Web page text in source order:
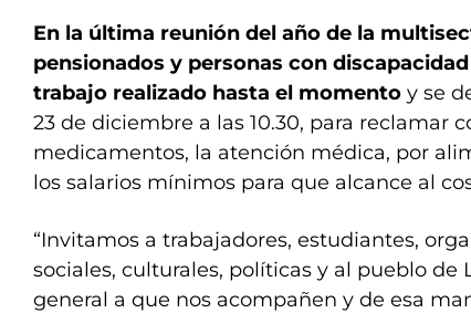
En la última reunión del año de la
pensionados y personas con
trabajo realizado hasta el momento y se
23 de diciembre a las 10.30, para reclamar
medicamentos, la atención médica, por
los salarios mínimos para que alcance al
“Invitamos a trabajadores, estudiantes,
sociales, culturales, políticas y al pueblo de
general a que nos acompañen y de esa